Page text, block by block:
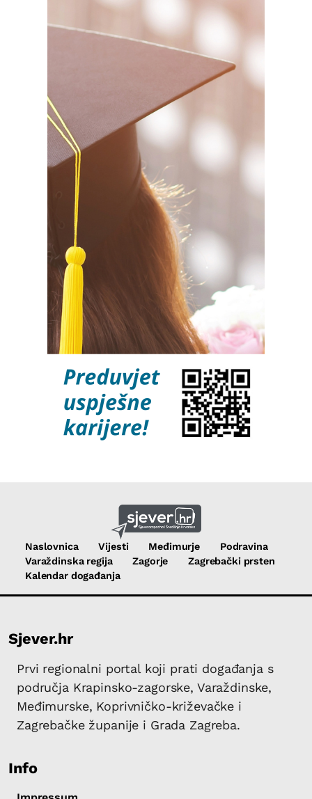
Naslovnica Vijesti Međimurje
Podravina
Varaždinska regija
Zagorje
Zagrebački prsten
Kalendar događanja
Sjever.hr
Prvi regionalni portal koji prati događanja s
područja Krapinsko-zagorske, Varaždinske,
Međimurske, Koprivničko-križevačke i
Zagrebačke županije i Grada Zagreba.
Info